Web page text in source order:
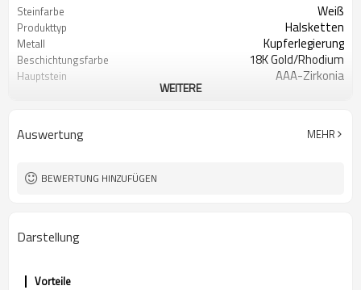
Steinfarbe Weiß
Produkttyp Halsketten
Metall Kupferlegierung
Beschichtungsfarbe 18K Gold/Rhodium
Hauptstein AAA-Zirkonia
Trendy, Elegant, Minimalistisch,
WEITERE
Auswertung MEHR
BEWERTUNG HINZUFÜGEN
Darstellung
Vorteile